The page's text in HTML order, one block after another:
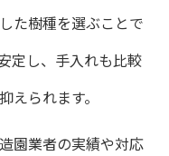
た樹種を選ぶことで
定し、手入れも比較
えられます。
園業者の実績や対応